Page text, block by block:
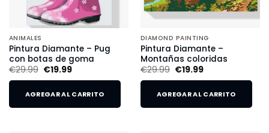
ANIMALES
Pintura Diamante – Pug
con botas de goma
€29.99 €19.99
AGREGAR AL CARRITO
DIAMOND PAINTING
Pintura Diamante –
Montañas coloridas
€29.99 €19.99
AGREGAR AL CARRITO